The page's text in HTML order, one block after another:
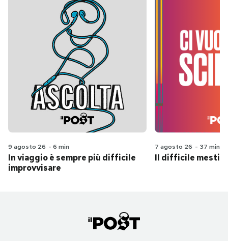
9 agosto 26 - 6 min
In viaggio è sempre più difficile
improvvisare
7 agosto 26 - 37 min
Il difficile